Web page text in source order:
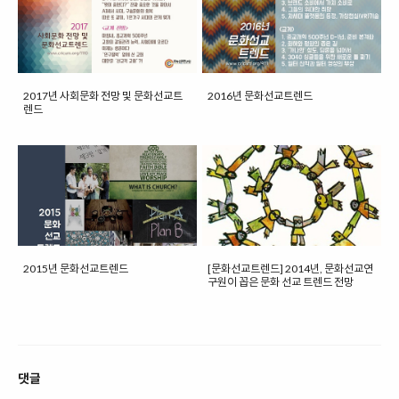
2017년 사회문화 전망 및 문화선교트
렌드
2016년 문화선교트렌드
2015년 문화선교트렌드
[문화선교트렌드] 2014년, 문화선교연
구원이 꼽은 문화 선교 트렌드 전망
댓글